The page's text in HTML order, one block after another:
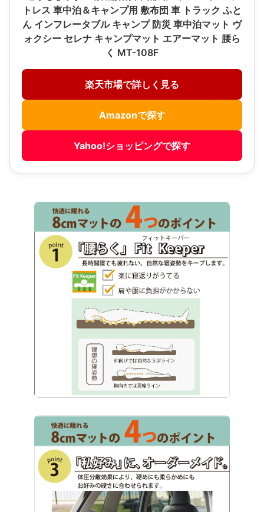
トレス 車中泊＆キャンプ用 敷布団 車 トラック ふと
ん インフレータブル キャンプ 防災 車中泊マット ヴ
ォクシー セレナ キャンプマット エアーマット 腰ら
く MT-108F
楽天市場で詳しく見る
Amazonで探す
Yahoo!ショッピングで探す